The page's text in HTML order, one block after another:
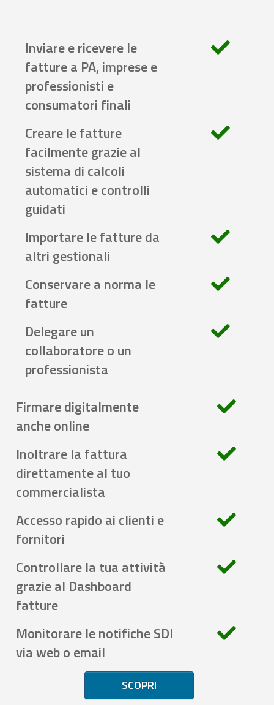
Inviare e ricevere le
fatture a PA, imprese e
professionisti e
consumatori finali
Creare le fatture
facilmente grazie al
sistema di calcoli
automatici e controlli
guidati
Importare le fatture da
altri gestionali
Conservare a norma le
fatture
Delegare un
collaboratore o un
professionista
Firmare digitalmente
anche online
Inoltrare la fattura
direttamente al tuo
commercialista
Accesso rapido ai clienti e
fornitori
Controllare la tua attività
grazie al Dashboard
fatture
Monitorare le notifiche SDI
via web o email
SCOPRI